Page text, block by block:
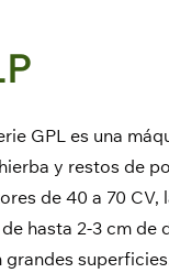
GPL es una
y restos de
de 40 a 70 CV,
hasta 2-3 cm de